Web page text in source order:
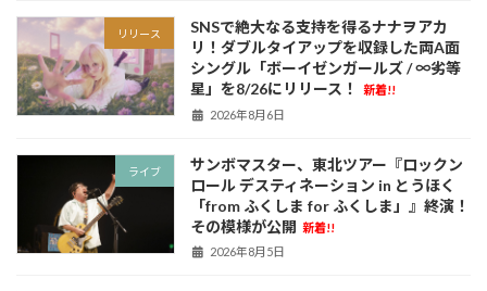
リリース
SNSで絶大なる支持を得るナナヲアカ
リ！ダブルタイアップを収録した両A面
シングル「ボーイゼンガールズ / ∞劣等
星」を8/26にリリース！
新着!!
2026年8月6日
ライブ
サンボマスター、東北ツアー『ロックン
ロール デスティネーション in とうほく
「from ふくしま for ふくしま」』終演！
その模様が公開 新着!!
2026年8月5日